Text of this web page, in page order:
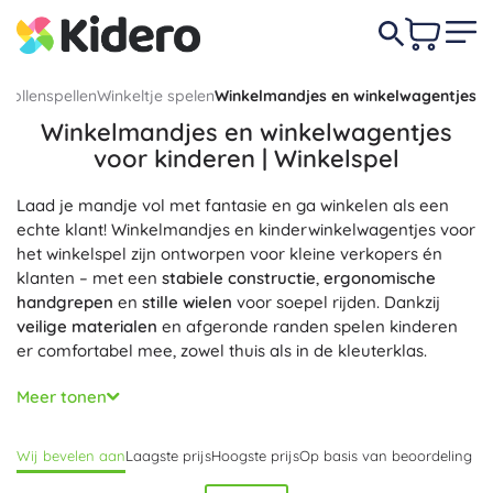
Winkeltje spelenWinkelmandjes en winkelwagentjes
Winkelmandjes en winkelwagentjes
voor kinderen | Winkelspel
Laad je mandje vol met fantasie en ga winkelen als een
echte klant! Winkelmandjes en kinderwinkelwagentjes voor
het winkelspel zijn ontworpen voor kleine verkopers én
klanten – met een stabiele constructie, ergonomische
handgrepen en stille wielen voor soepel rijden. Dankzij
veilige materialen en afgeronde randen spelen kinderen
er comfortabel mee, zowel thuis als in de kleuterklas.
Kies een handmandje voor kinderen, een licht opvouwbaar
mandje of een kinderwinkelwagentje met mand op wielen
kinderen. Praktische details zoals een uitneembare tas,
ruimte voor speelgoedeten en rubberen wielranden
Meer tonen
Wij bevelen aanLaagste prijsHoogste prijsOp basis van beoordeling